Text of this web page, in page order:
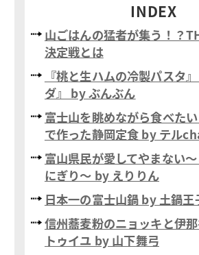
INDEX
山ごはんの猛者が集う！？
決定戦とは
『桃と生ハムの冷製パスタ
ダ』 by ぶんぶん
富士山を眺めながら食べた
で作った静岡定食 by テル
富山県民が愛してやまない
にぎり〜 by えりりん
日本一の富士山鍋 by 土鍋王
信州蕎麦粉のニョッキと伊
トゥイユ by 山下舞弓